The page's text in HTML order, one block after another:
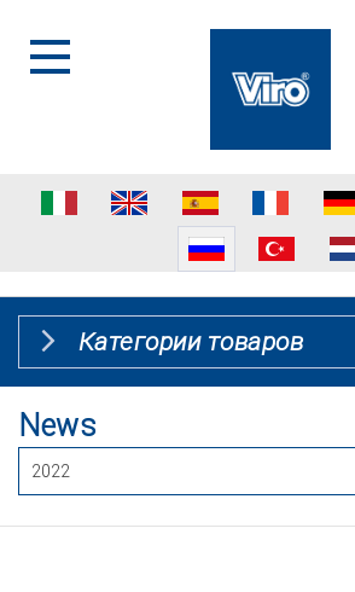
Категории товаров
News